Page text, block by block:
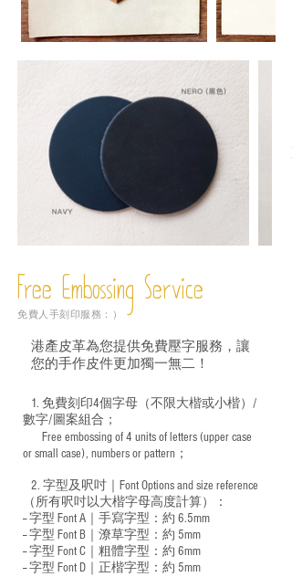
Free Embossing Service
免費人手刻印服務：）
港產皮革為您提供免費壓字服務，讓
您的手作皮件更加獨一無二！
1. 免費刻印4個字母（不限大楷或小楷）/
數字/圖案組合；
Free embossing of 4 units of letters (upper case
or small case), numbers or pattern；
2. 字型及呎吋｜ Font Options and size reference
（所有呎吋以大楷字母高度計算）：
-- 字型 Font A｜手寫字型：約 6.5mm
-- 字型 Font B｜潦草字型： 約 5mm
-- 字型 Font C｜粗體字型：約 6mm
-- 字型 Font D｜正楷字型： 約 5mm